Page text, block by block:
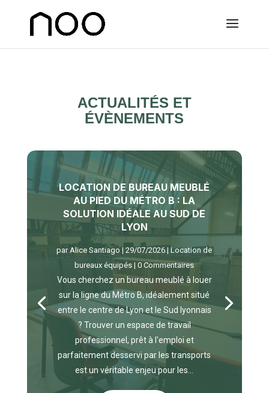
ACTUALITÉS ET
ÉVÈNEMENTS
LOCATION DE BUREAU MEUBLÉ
AU PIED DU MÉTRO B : LA
SOLUTION IDÉALE AU SUD DE
LYON
parAlice Santiago |29/07/2026|Location de
bureaux équipés | 0 Commentaires
Vous cherchez un bureau meublé à louer
sur la ligne du Métro B, idéalement situé
entre le centre de Lyon et le Sud lyonnais
? Trouver un espace de travail
professionnel, prêt à l'emploi et
parfaitement desservi par les transports
est un véritable enjeu pour les...